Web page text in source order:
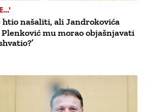
našaliti, ali Jandrokovića
mu morao objašnjavati